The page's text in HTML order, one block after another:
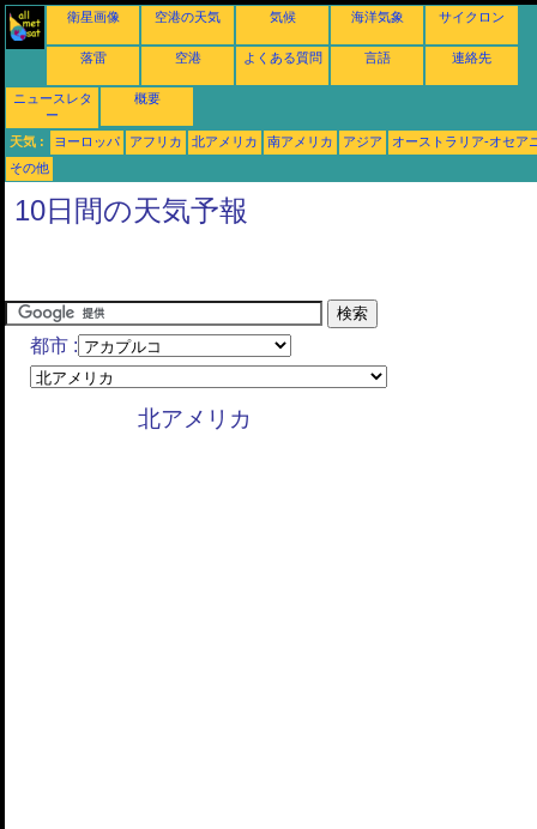
衛星画像 空港の天気 気候 海洋気象 サイクロン
落雷 空港 よくある質問 言語 連絡先
ニュースレタ
ー
概要
天気 : ヨーロッパ アフリカ 北アメリカ 南アメリカ アジア
オーストラリア-オセア
その他
10日間の天気予報
都市 :
北アメリカ